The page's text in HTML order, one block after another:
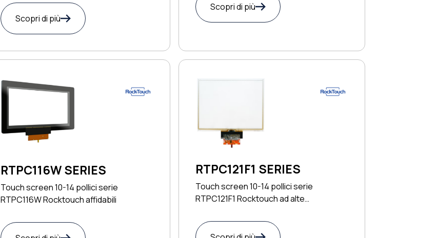
Scopri di più
Scopri di più
RTPC116W SERIES
Touch screen 10-14 pollici serie
RTPC116W Rocktouch affidabili
RTPC121F1 SERIES
Touch screen 10-14 pollici serie
RTPC121F1 Rocktouch ad alte